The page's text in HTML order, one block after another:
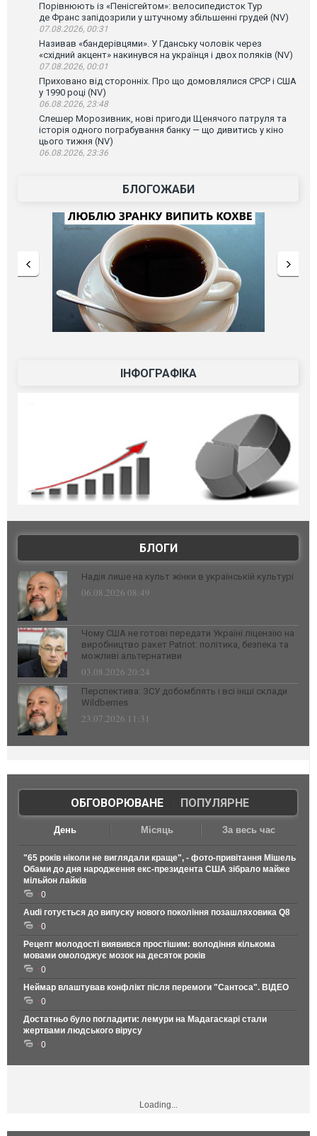
Порівнюють із «Пенісгейтом»: велосипедисток Тур
де Франс запідозрили у штучному збільшенні грудей (NV)
07.08.2026, 00:31
Називав «бандерівцями». У Гданську чоловік через
«східний акцент» накинувся на українця і двох поляків (NV)
07.08.2026, 00:01
Приховано від сторонніх. Про що домовлялися СРСР і США
у 1990 році (NV)
06.08.2026, 23:48
Слешер Морозивник, нові пригоди Щенячого патруля та
історія одного пограбування банку — що дивитись у кіно
цього тижня (NV)
06.08.2026, 23:36
БЛОГОЖАБИ
ІНФОГРАФІКА
БЛОГИ
Надія лише на культ жінки в українській культурі
06.08.2026 08:49
Чому США не готові передати Україні ліцензію на
виробництво ракет Patriot: політика, безпека та
можливі альтернативи
03.08.2026 20:24
Перспектива: ЗСУ добомблять і всі інші склади
Wildberries
23.07.2026 11:31
ОБГОВОРЮВАНЕ| ПОПУЛЯРНЕ
День Місяць За весь час
"65 років ніколи не виглядали краще", - фото-привітання Мішель
Обами до дня народження екс-президента США зібрало майже
мільйон лайків
0
Audi готується до випуску нового покоління позашляховика Q8
0
Рецепт молодості виявився простішим: володіння кількома
мовами омолоджує мозок на десяток років
0
Неймар влаштував конфлікт після перемоги "Сантоса". ВІДЕО
0
Достатньо було погладити: лемури на Мадагаскарі стали
жертвами людського вірусу
0
Loading...